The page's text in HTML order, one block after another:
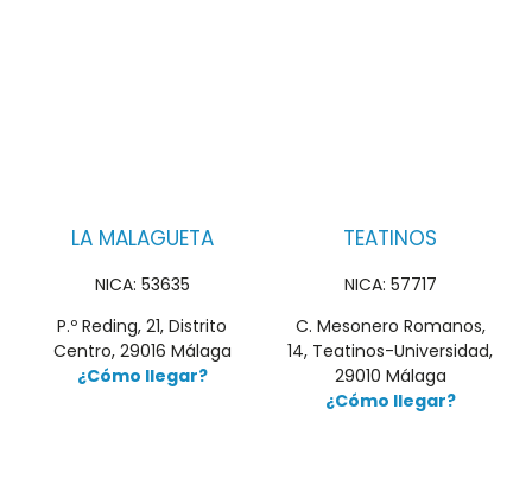
LA MALAGUETA
NICA: 53635
P.º Reding, 21, Distrito
Centro, 29016 Málaga
¿Cómo llegar?
TEATINOS
NICA: 57717
C. Mesonero Romanos,
14, Teatinos-Universidad,
29010 Málaga
¿Cómo llegar?